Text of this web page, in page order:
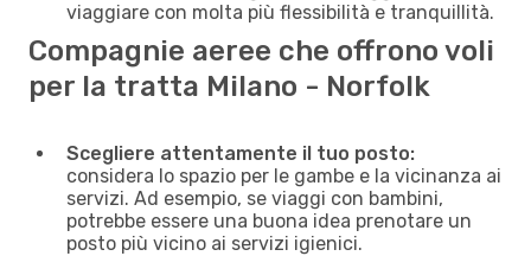
viaggiare con molta più flessibilità e tranquillità.
Compagnie aeree che offrono voli
per la tratta Milano - Norfolk
Scegliere attentamente il tuo posto:
considera lo spazio per le gambe e la vicinanza ai
servizi. Ad esempio, se viaggi con bambini,
potrebbe essere una buona idea prenotare un
posto più vicino ai servizi igienici.